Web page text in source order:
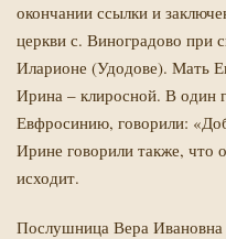
окончании ссылки и
церкви с. Виноградово при
Иларионе (Удодове). Мать
Ирина – клиросной. В один
Евфросинию, говорили:
Ирине говорили также, что
исходит.
Послушница Вера